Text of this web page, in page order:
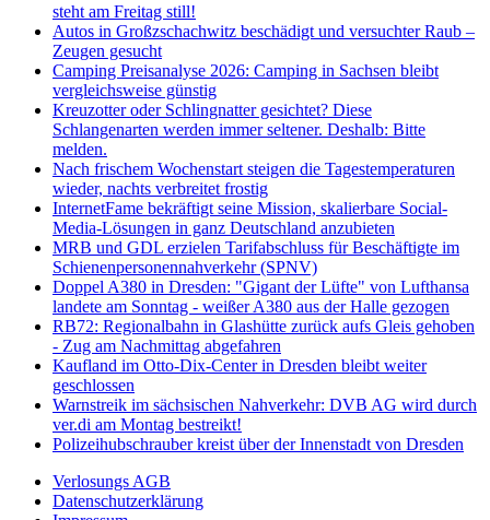
steht am Freitag still!
Autos in Großzschachwitz beschädigt und versuchter Raub –
Zeugen gesucht
Camping Preisanalyse 2026: Camping in Sachsen bleibt
vergleichsweise günstig
Kreuzotter oder Schlingnatter gesichtet? Diese
Schlangenarten werden immer seltener. Deshalb: Bitte
melden.
Nach frischem Wochenstart steigen die Tagestemperaturen
wieder, nachts verbreitet frostig
InternetFame bekräftigt seine Mission, skalierbare Social-
Media-Lösungen in ganz Deutschland anzubieten
MRB und GDL erzielen Tarifabschluss für Beschäftigte im
Schienenpersonennahverkehr (SPNV)
Doppel A380 in Dresden: "Gigant der Lüfte" von Lufthansa
landete am Sonntag - weißer A380 aus der Halle gezogen
RB72: Regionalbahn in Glashütte zurück aufs Gleis gehoben
- Zug am Nachmittag abgefahren
Kaufland im Otto-Dix-Center in Dresden bleibt weiter
geschlossen
Warnstreik im sächsischen Nahverkehr: DVB AG wird durch
ver.di am Montag bestreikt!
Polizeihubschrauber kreist über der Innenstadt von Dresden
Verlosungs AGB
Datenschutzerklärung